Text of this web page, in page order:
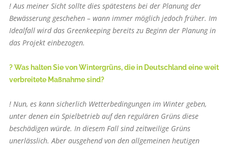
! Aus meiner Sicht sollte dies spätestens bei der Planung der
Bewässerung geschehen – wann immer möglich jedoch früher. Im
Idealfall wird das Greenkeeping bereits zu Beginn der Planung in
das Projekt einbezogen.
? Was halten Sie von Wintergrüns, die in Deutschland eine weit
verbreitete Maßnahme sind?
! Nun, es kann sicherlich Wetterbedingungen im Winter geben,
unter denen ein Spielbetrieb auf den regulären Grüns diese
beschädigen würde. In diesem Fall sind zeitweilige Grüns
unerlässlich. Aber ausgehend von den allgemeinen heutigen